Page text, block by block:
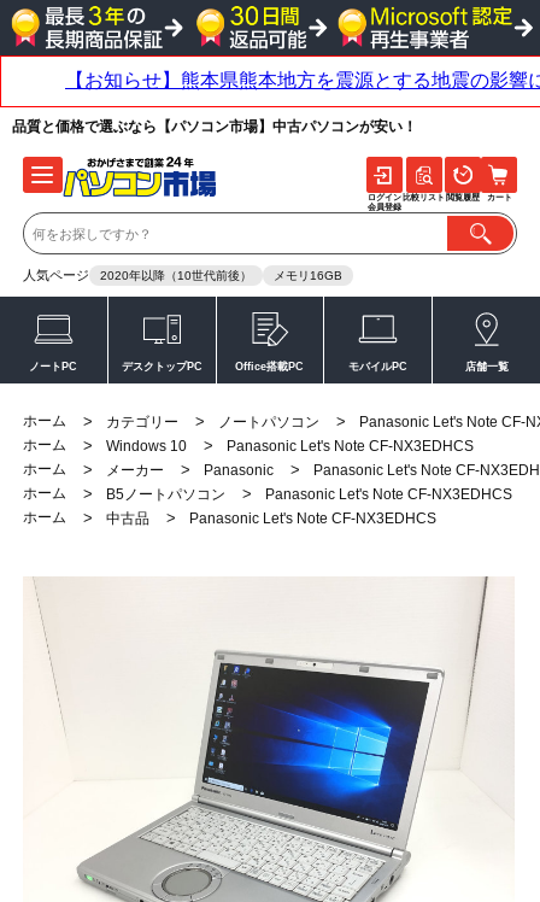
品質と価格で選ぶなら【パソコン市場】中古パソコンが安い！
人気ページ 2020年以降（10世代前後） メモリ16GB
ログイン
会員登録
比較リスト 閲覧履歴 カート
ノートPC デスクトップPC Office搭載PC モバイルPC 店舗一覧
ホーム > カテゴリー > ノートパソコン >
Panasonic Let's Note CF-
ホーム
> Windows 10 >
Panasonic Let's Note CF-NX3EDHCS
ホーム
> メーカー > Panasonic >
Panasonic Let's Note CF-
ホーム
> B5ノートパソコン >
Panasonic Let's Note CF-NX3EDHCS
ホーム
> 中古品 > Panasonic Let's Note CF-NX3EDHCS